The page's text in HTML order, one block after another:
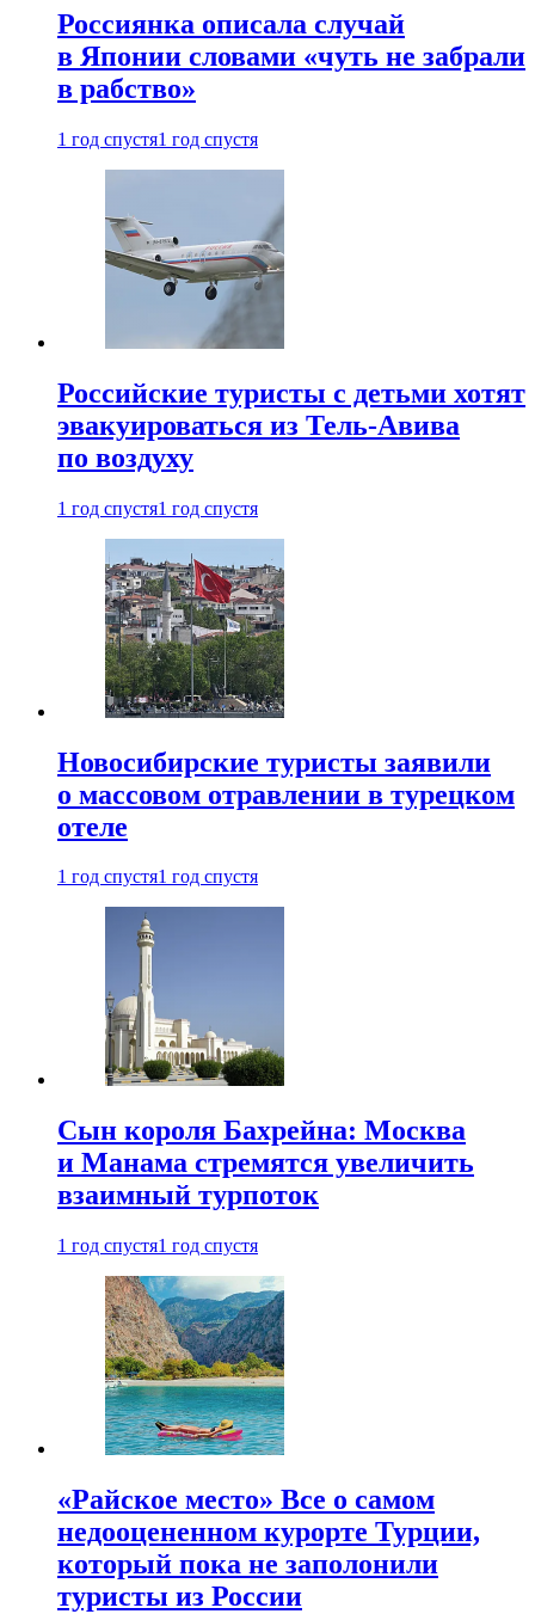
Россиянка описала случай
в Японии словами «чуть не забрали
в рабство»
1 год спустя1 год спустя
Российские туристы с детьми хотят
эвакуироваться из Тель-Авива
по воздуху
1 год спустя1 год спустя
Новосибирские туристы заявили
о массовом отравлении в турецком
отеле
1 год спустя1 год спустя
Сын короля Бахрейна: Москва
и Манама стремятся увеличить
взаимный турпоток
1 год спустя1 год спустя
«Райское место» Все о самом
недооцененном курорте Турции,
который пока не заполонили
туристы из России